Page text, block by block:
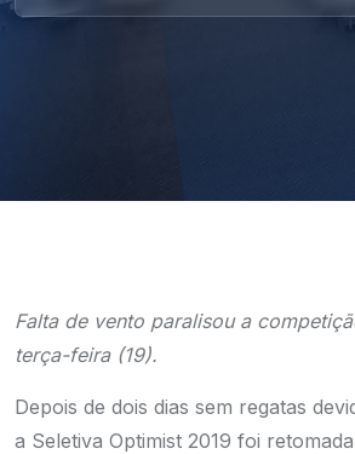
Falta de vento paralisou a
terça-feira (19).
Depois de dois dias sem regatas
a Seletiva Optimist 2019 foi